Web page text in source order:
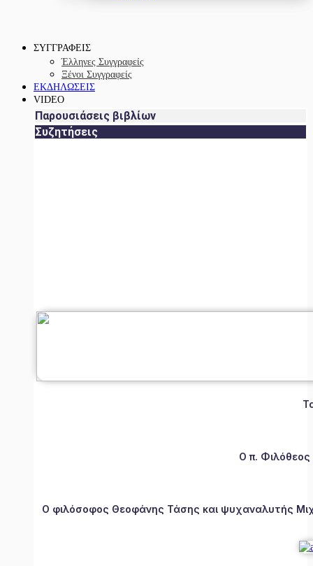
ΣΥΓΓΡΑΦΕΙΣ
Έλληνες Συγγραφείς
Ξένοι Συγγραφείς
ΕΚΔΗΛΩΣΕΙΣ
VIDEO
Παρουσιάσεις βιβλίων
Συζητήσεις
Ο π.
Ο φιλόσοφος Θεοφάνης Τάσης και ψυχαναλυτής